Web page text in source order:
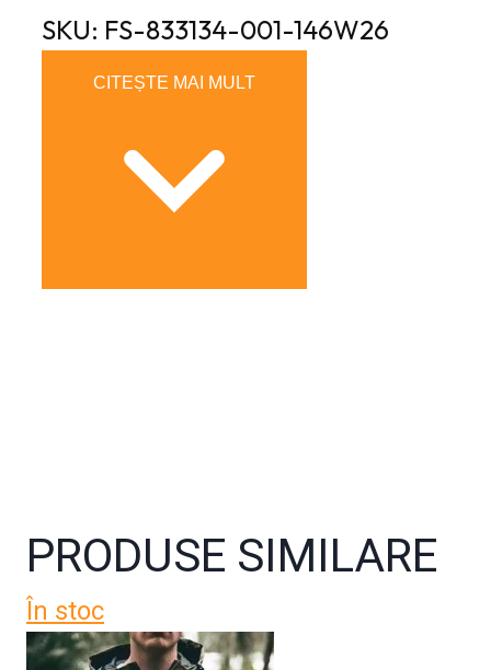
SKU: FS-833134-001-146W26
PRODUSE SIMILARE
În stoc